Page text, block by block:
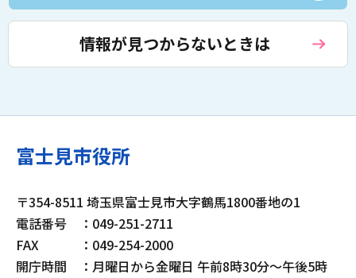
情報が見つからないときは
富士見市役所
〒354-8511 埼玉県富士見市大字鶴馬1800番地の1
電話番号
：049-251-2711
FAX
：049-254-2000
開庁時間
：月曜日から金曜日 午前8時30分～午後5時